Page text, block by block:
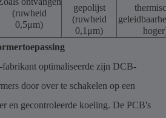
(ruwheid
0,5μm)
gepolijst
(ruwheid
0,1μm)
fabrikant optimaliseerde zijn DCB-
door over te schakelen op een
en gecontroleerde koeling. De PCB's